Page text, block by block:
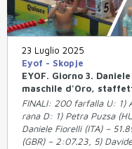
23 Luglio 2025
Eyof - Skopje
EYOF. Giorno 3.
maschile d'Oro,
FINALI: 200 farfalla U: 1)
rana D: 1) Petra Puzsa
Daniele Fiorelli (ITA) –
(GBR) – 2:07.23, 5)